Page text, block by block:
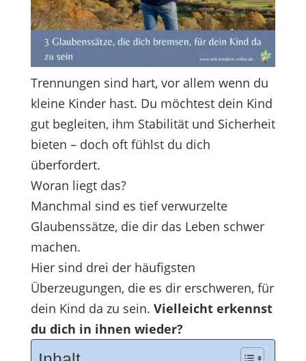
Trennungen sind hart, vor allem wenn du
kleine Kinder hast. Du möchtest dein Kind
gut begleiten, ihm Stabilität und Sicherheit
bieten – doch oft fühlst du dich
überfordert.
Woran liegt das?
Manchmal sind es tief verwurzelte
Glaubenssätze, die dir das Leben schwer
machen.
Hier sind drei der häufigsten
Überzeugungen, die es dir erschweren, für
dein Kind da zu sein. Vielleicht erkennst
du dich in ihnen wieder?